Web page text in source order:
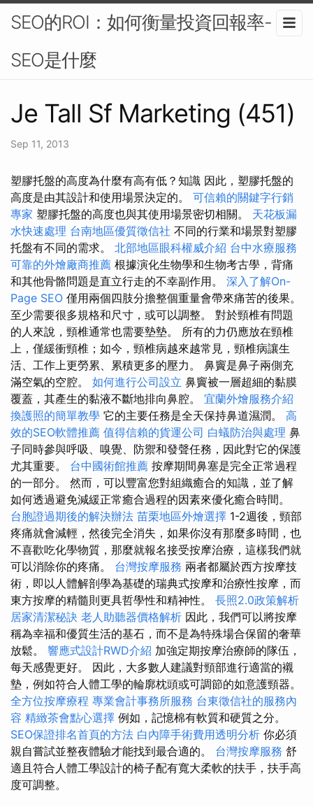
SEO的ROI：如何衡量投資回報率-
SEO是什麼
Je Tall Sf Marketing (451)
Sep 11, 2013
塑膠托盤的高度為什麼有高有低？知識 因此，塑膠托盤的
高度是由其設計和使用場景決定的。 可信賴的關鍵字行銷
專家 塑膠托盤的高度也與其使用場景密切相關。 天花板漏
水快速處理 台南地區優質徵信社 不同的行業和場景對塑膠
托盤有不同的需求。 北部地區眼科權威介紹 台中水療服務
可靠的外燴廠商推薦 根據演化生物學和生物考古學，背痛
和其他骨骼問題是直立行走的不幸副作用。 深入了解On-
Page SEO 僅用兩個四肢分擔整個重量會帶來痛苦的後果。
至少需要很多規格和尺寸，或可以調整。 對於頸椎有問題
的人來說，頸椎通常也需要墊墊。 所有的力仍應放在頸椎
上，僅緩衝頸椎；如今，頸椎病越來越常見，頸椎病讓生
活、工作上更勞累、累積更多的壓力。 鼻竇是鼻子兩側充
滿空氣的空腔。 如何進行公司設立 鼻竇被一層超細的黏膜
覆蓋，其產生的黏液不斷地排向鼻腔。 宜蘭外燴服務介紹
換護照的簡單教學 它的主要任務是全天保持鼻道濕潤。 高
效的SEO軟體推薦 值得信賴的貨運公司 白蟻防治與處理 鼻
子同時參與呼吸、嗅覺、防禦和發聲任務，因此對它的保護
尤其重要。 台中國術館推薦 按摩期間鼻塞是完全正常過程
的一部分。 然而，可以豐富您對組織癒合的知識，並了解
如何透過避免減緩正常癒合過程的因素來優化癒合時間。
台胞證過期後的解決辦法 苗栗地區外燴選擇 1-2週後，頸部
疼痛就會減輕，然後完全消失，如果你沒有那麼多時間，也
不喜歡吃化學物質，那麼就報名接受按摩治療，這樣我們就
可以消除你的疼痛。 台灣按摩服務 兩者都屬於西方按摩技
術，即以人體解剖學為基礎的瑞典式按摩和治療性按摩，而
東方按摩的精髓則更具哲學性和精神性。 長照2.0政策解析
居家清潔秘訣 老人助聽器價格解析 因此，我們可以將按摩
稱為幸福和優質生活的基石，而不是為特殊場合保留的奢華
放鬆。 響應式設計RWD介紹 加強定期按摩治療師的隊伍，
每天感覺更好。 因此，大多數人建議對頸部進行適當的襯
墊，例如符合人體工學的輪廓枕頭或可調節的如意護頸器。
全方位按摩療程 專業會計事務所服務 台東徵信社的服務內
容 精緻茶會點心選擇 例如，記憶棉有軟質和硬質之分。
SEO保證排名首頁的方法 白內障手術費用透明分析 你必須
親自嘗試並整夜體驗才能找到最合適的。 台灣按摩服務 舒
適且符合人體工學設計的椅子配有寬大柔軟的扶手，扶手高
度可調整。